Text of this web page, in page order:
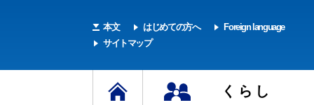
本文 はじめての方へ
Foreign language
サイトマップ
くらし